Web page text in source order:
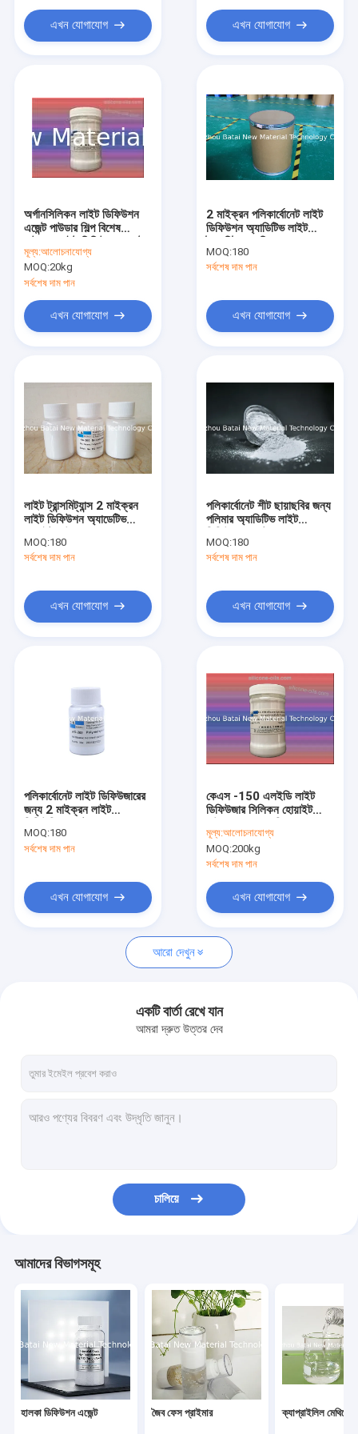
সিলিকন তেল
সানস্ক্রিন এজেন্ট
এখন যোগাযোগ এখন যোগাযোগ
অর্গানসিলিকন লাইট ডিফিউশন
এজেন্ট পাউডার শিল্প বিশেষ
99%
মূল্য:আলোচনাযোগ্য
MOQ:20kg
সর্বশেষ দাম পান
এখন যোগাযোগ
2 মাইক্রন পলিকার্বোনেট লাইট
ডিফিউশন অ্যাডিটিভ লাইট
MOQ:180
সর্বশেষ দাম পান
এখন যোগাযোগ
লাইট ট্রান্সমিট্যান্স 2 মাইক্রন
লাইট ডিফিউশন অ্যাডেটিভ
MOQ:180
সর্বশেষ দাম পান
এখন যোগাযোগ
পলিকার্বোনেট শীট ছায়াছবির জন্য
পলিমার অ্যাডিটিভ লাইট
MOQ:180
সর্বশেষ দাম পান
এখন যোগাযোগ
পলিকার্বোনেট লাইট ডিফিউজারের
জন্য 2 মাইক্রন লাইট
MOQ:180
সর্বশেষ দাম পান
এখন যোগাযোগ
কেএস -150 এলইডি লাইট
ডিফিউজার সিলিকন হোয়াইট
মাইক্রোমিটার
মূল্য:আলোচনাযোগ্য
MOQ:200kg
সর্বশেষ দাম পান
এখন যোগাযোগ
আরো দেখুন
একটি বার্তা রেখে যান
আমরা দ্রুত উত্তর দেব
চালিয়ে
আমাদের বিভাগসমূহ
হালকা ডিফিউশন এজেন্ট জৈব ফেস প্রাইমার ক্যাপ্রাইলিল মেথিকোন